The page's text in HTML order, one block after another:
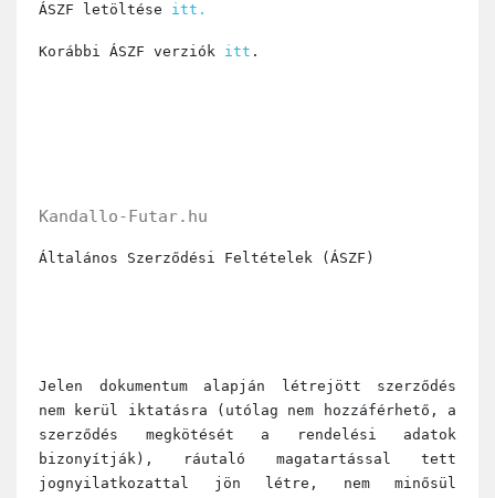
ÁSZF letöltése itt.
Korábbi ÁSZF verziók itt .
Kandallo-Futar.hu
Általános Szerződési Feltételek (ÁSZF)
Jelen dokumentum alapján létrejött szerződés
nem kerül iktatásra (utólag nem hozzáférhető, a
szerződés megkötését a rendelési adatok
bizonyítják), ráutaló magatartással tett
jognyilatkozattal jön létre, nem minősül